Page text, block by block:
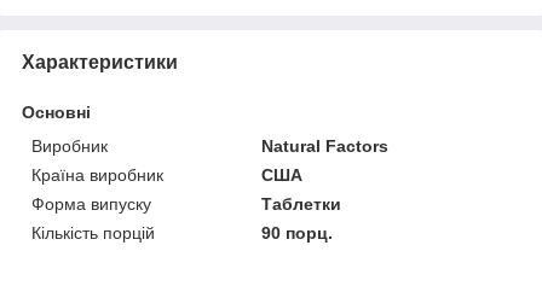
Характеристики
Основні
Виробник
Natural Factors
Країна виробник
США
Форма випуску
Таблетки
Кількість порцій
90 порц.